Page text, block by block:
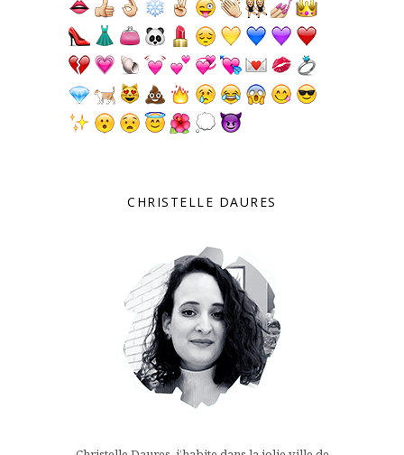
CHRISTELLE DAURES